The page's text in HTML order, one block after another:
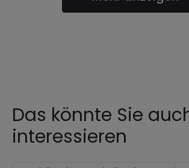
Das könnte Sie
interessieren